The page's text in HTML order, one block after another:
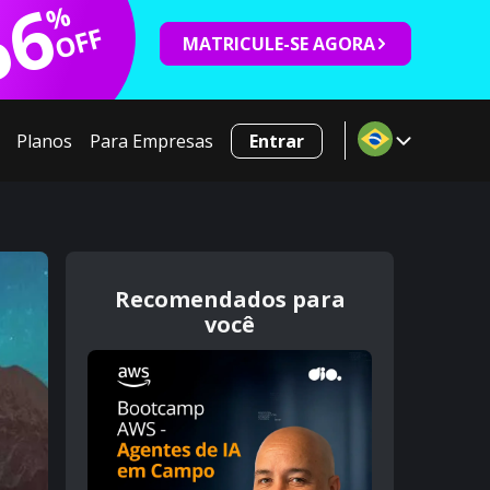
%
OFF MATRICULE-SE AGORA
Planos Para Empresas Entrar
Recomendados para
você